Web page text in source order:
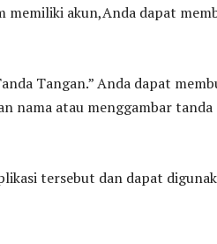
memiliki akun,Anda dapat
Tangan.” Anda dapat
nama atau menggambar tanda
tersebut dan dapat